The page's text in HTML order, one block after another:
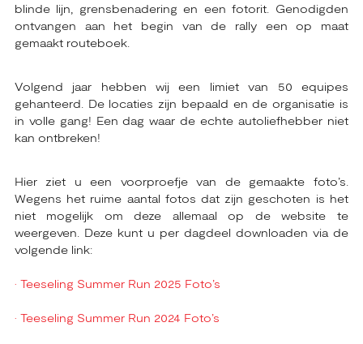
blinde lijn, grensbenadering en een fotorit. Genodigden
ontvangen aan het begin van de rally een op maat
gemaakt routeboek.
Volgend jaar hebben wij een limiet van 50 equipes
gehanteerd. De locaties zijn bepaald en de organisatie is
in volle gang! Een dag waar de echte autoliefhebber niet
kan ontbreken!
Hier ziet u een voorproefje van de gemaakte foto’s.
Wegens het ruime aantal fotos dat zijn geschoten is het
niet mogelijk om deze allemaal op de website te
weergeven. Deze kunt u per dagdeel downloaden via de
volgende link:
• Teeseling Summer Run 2025 Foto’s
• Teeseling Summer Run 2024 Foto’s